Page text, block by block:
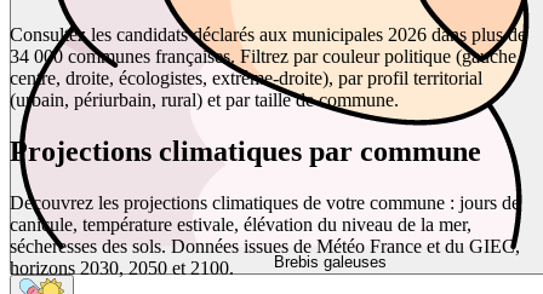
Brebis galeuses
Consultez les candidats déclarés aux municipales 2026 dans plus de
34 000 communes françaises. Filtrez par couleur politique (gauche,
centre, droite, écologistes, extrême-droite), par profil territorial
(urbain, périurbain, rural) et par taille de commune.
Projections climatiques par commune
Découvrez les projections climatiques de votre commune : jours de
canicule, température estivale, élévation du niveau de la mer,
sécheresses des sols. Données issues de Météo France et du GIEC,
horizons 2030, 2050 et 2100.